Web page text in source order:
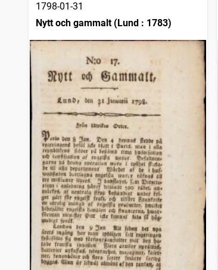
1798-01-31
Nytt och gammalt (Lund : 1783)